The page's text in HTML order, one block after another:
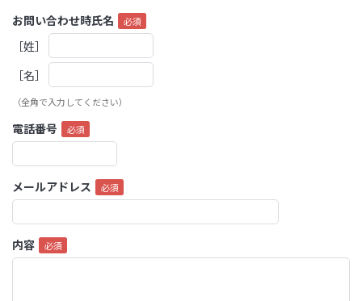
お問い合わせ時氏名
［姓］
［名］
（全角で入力してください）
電話番号
メールアドレス
内容